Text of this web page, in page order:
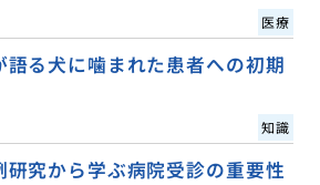
医療
る犬に噛まれた患者への初期
知識
究から学ぶ病院受診の重要性